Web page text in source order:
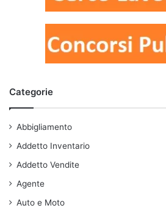
Categorie
Abbigliamento
Addetto Inventario
Addetto Vendite
Agente
Auto e Moto